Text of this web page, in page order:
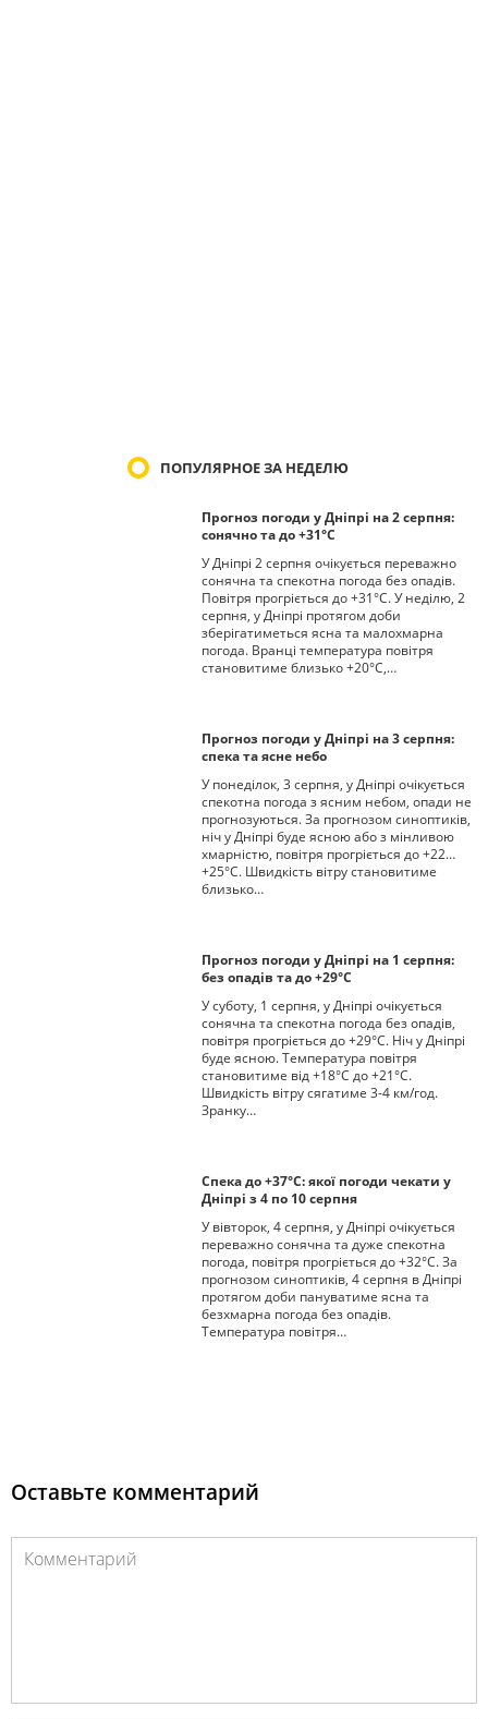
ПОПУЛЯРНОЕ ЗА НЕДЕЛЮ
Прогноз погоди у Дніпрі на 2 серпня:
сонячно та до +31°С
У Дніпрі 2 серпня очікується переважно
сонячна та спекотна погода без опадів.
Повітря прогріється до +31°С. У неділю, 2
серпня, у Дніпрі протягом доби
зберігатиметься ясна та малохмарна
погода. Вранці температура повітря
становитиме близько +20°С,…
Прогноз погоди у Дніпрі на 3 серпня:
спека та ясне небо
У понеділок, 3 серпня, у Дніпрі очікується
спекотна погода з ясним небом, опади не
прогнозуються. За прогнозом синоптиків,
ніч у Дніпрі буде ясною або з мінливою
хмарністю, повітря прогріється до +22…
+25°С. Швидкість вітру становитиме
близько…
Прогноз погоди у Дніпрі на 1 серпня:
без опадів та до +29°С
У суботу, 1 серпня, у Дніпрі очікується
сонячна та спекотна погода без опадів,
повітря прогріється до +29°С. Ніч у Дніпрі
буде ясною. Температура повітря
становитиме від +18°С до +21°С.
Швидкість вітру сягатиме 3-4 км/год.
Зранку…
Спека до +37°С: якої погоди чекати у
Дніпрі з 4 по 10 серпня
У вівторок, 4 серпня, у Дніпрі очікується
переважно сонячна та дуже спекотна
погода, повітря прогріється до +32°С. За
прогнозом синоптиків, 4 серпня в Дніпрі
протягом доби пануватиме ясна та
безхмарна погода без опадів.
Температура повітря…
Оставьте комментарий